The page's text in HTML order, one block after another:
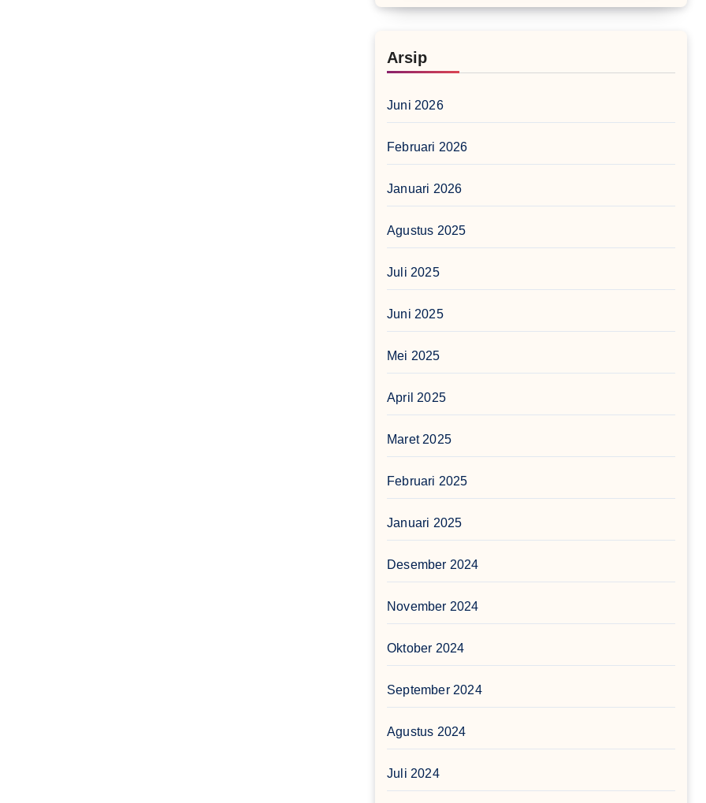
Arsip
Juni 2026
Februari 2026
Januari 2026
Agustus 2025
Juli 2025
Juni 2025
Mei 2025
April 2025
Maret 2025
Februari 2025
Januari 2025
Desember 2024
November 2024
Oktober 2024
September 2024
Agustus 2024
Juli 2024